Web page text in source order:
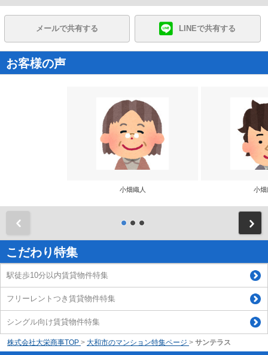
メールで共有する LINEで共有する
お客様の声
小畑織人 小畑
こだわり特集
駅徒歩10分以内賃貸物件特集
フリーレントつき賃貸物件特集
シングル向け賃貸物件特集
株式会社大栄商事TOP > 大和市のマンション特集ページ > サンテラス